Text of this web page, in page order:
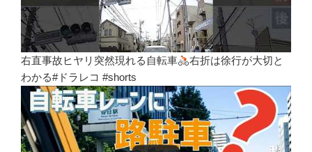
右直事故ヒヤリ突然現れる自転車
右折は徐行が大切と
わかる#ドラレコ #shorts